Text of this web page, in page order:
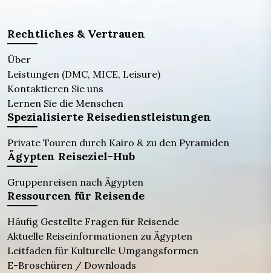
Rechtliches & Vertrauen
Über
Leistungen (DMC, MICE, Leisure)
Kontaktieren Sie uns
Lernen Sie die Menschen
Spezialisierte Reisedienstleistungen
Private Touren durch Kairo & zu den Pyramiden
Ägypten Reiseziel-Hub
Gruppenreisen nach Ägypten
Ressourcen für Reisende
Häufig Gestellte Fragen für Reisende
Aktuelle Reiseinformationen zu Ägypten
Leitfaden für Kulturelle Umgangsformen
E-Broschüren / Downloads